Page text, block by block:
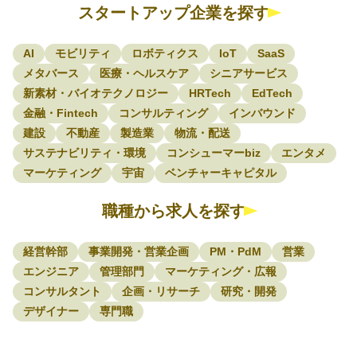
スタートアップ企業を探す
AI モビリティ ロボティクス IoT
SaaS
メタバース
医療・ヘルスケア
シニアサービス
新素材・バイオテクノロジー
HRTech
EdTech
金融・Fintech
コンサルティング
インバウンド
建設
不動産 製造業
物流・配送
サステナビリティ・環境
コンシューマーbiz
エンタメ
マーケティング
宇宙 ベンチャーキャピタル
職種から求人を探す
経営幹部 事業開発・営業企画 PM・PdM
営業
エンジニア
管理部門
マーケティング・広報
コンサルタント
企画・リサーチ
研究・開発
デザイナー
専門職